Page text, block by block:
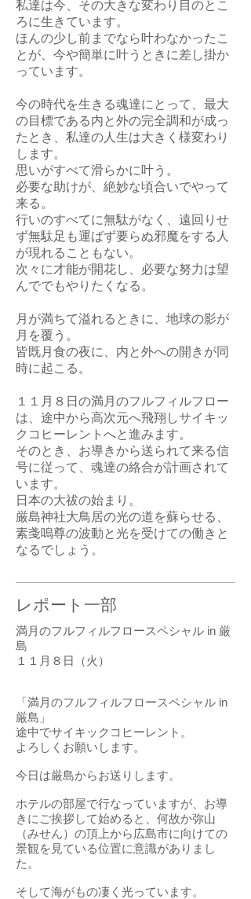
私達は今、その大きな変わり目のとこ
ろに生きています。
ほんの少し前までなら叶わなかったこ
とが、今や簡単に叶うときに差し掛か
っています。
今の時代を生きる魂達にとって、最大
の目標である内と外の完全調和が成っ
たとき、私達の人生は大きく様変わり
します。
思いがすべて滑らかに叶う。
必要な助けが、絶妙な頃合いでやって
来る。
行いのすべてに無駄がなく、遠回りせ
ず無駄足も運ばず要らぬ邪魔をする人
が現れることもない。
次々に才能が開花し、必要な努力は望
んででもやりたくなる。
月が満ちて溢れるときに、地球の影が
月を覆う。
皆既月食の夜に、内と外への開きが同
時に起こる。
１１月８日の満月のフルフィルフロー
は、途中から高次元へ飛翔しサイキッ
クコヒーレントへと進みます。
そのとき、お導きから送られて来る信
号に従って、魂達の絡合が計画されて
います。
日本の大祓の始まり。
厳島神社大鳥居の光の道を蘇らせる、
素戔嗚尊の波動と光を受けての働きと
なるでしょう。
レポート一部
満月のフルフィルフロースペシャル in 厳
島
１１月８日（火）
「満月のフルフィルフロースペシャル in
厳島」
途中でサイキックコヒーレント。
よろしくお願いします。
今日は厳島からお送りします。
ホテルの部屋で行なっていますが、お導
きにご挨拶して始めると、何故か弥山
（みせん）の頂上から広島市に向けての
景観を見ている位置に意識がありまし
た。
そして海がもの凄く光っています。